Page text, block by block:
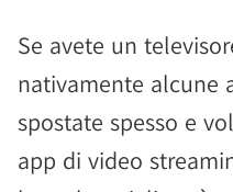
Se avete un
nativamente alcune
spostate spesso e
app di video